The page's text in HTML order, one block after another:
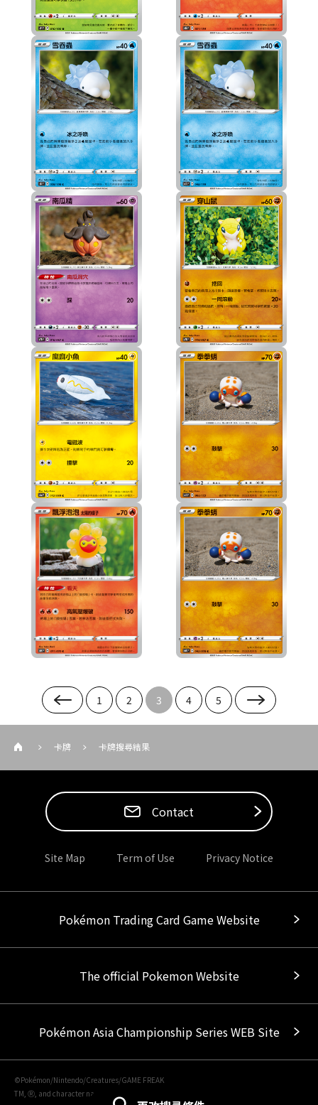
1 2 3 4 5
卡牌 卡牌搜尋結果
Contact
Site Map Term of Use Privacy Notice
Pokémon Trading Card Game Website
The official Pokemon Website
Pokémon Asia Championship Series WEB Site
©Pokémon/Nintendo/Creatures/GAME FREAK
TM, Ⓡ, and character names are trademarks of Nintendo.